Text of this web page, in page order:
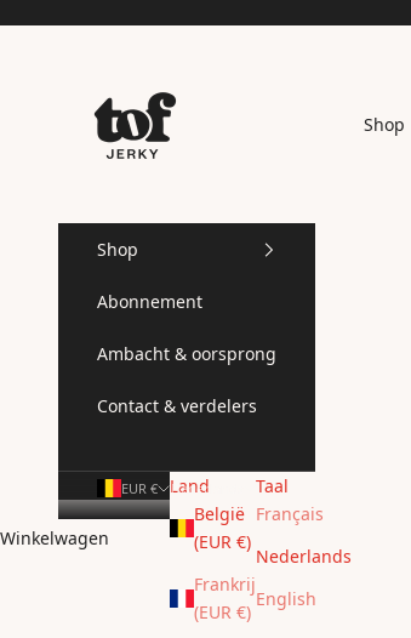
Shop
Shop
Abonnement
Ambacht & oorsprong
Contact & verdelers
EUR €
Land
België
(EUR €)
Frankrijk
(EUR €)
Nederlands
Taal
Français
Nederlands
English
Winkelwagen